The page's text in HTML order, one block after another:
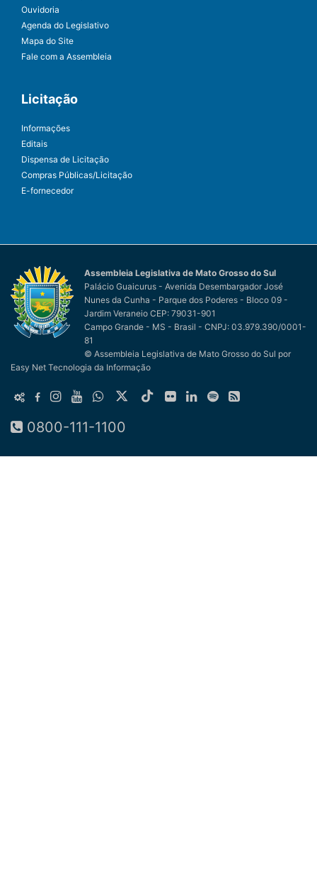
Ouvidoria
Agenda do Legislativo
Mapa do Site
Fale com a Assembleia
Licitação
Informações
Editais
Dispensa de Licitação
Compras Públicas/Licitação
E-fornecedor
Assembleia Legislativa de Mato Grosso do Sul
Palácio Guaicurus - Avenida Desembargador José
Nunes da Cunha - Parque dos Poderes - Bloco 09 -
Jardim Veraneio CEP: 79031-901
Campo Grande - MS - Brasil - CNPJ: 03.979.390/0001-
81
© Assembleia Legislativa de Mato Grosso do Sul por
Easy Net Tecnologia da Informação
0800-111-1100